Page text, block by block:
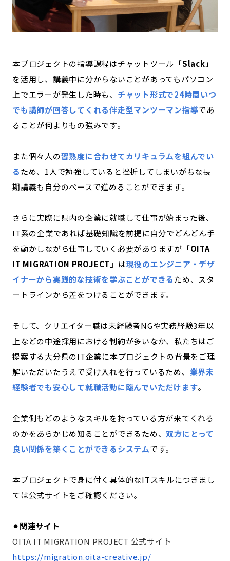
本プロジェクトの指導課程はチャットツール 「Slack」
を活用し、講義中に分からないことがあってもパソコン
上でエラーが発生した時も、 チャット形式で24時間いつ
でも講師が回答してくれる伴走型マンツーマン指導であ
ることが何よりもの強みです。
また個々人の習熟度に合わせてカリキュラムを組んでい
るため、1人で勉強していると挫折してしまいがちな長
期講義も自分のペースで進めることができます。
さらに実際に県内の企業に就職して仕事が始まった後、
IT系の企業であれば基礎知識を前提に自分でどんどん手
を動かしながら仕事していく必要がありますが 「OITA
IT MIGRATION PROJECT」 は現役のエンジニア・デザ
イナーから実践的な技術を学ぶことができるため、スタ
ートラインから差をつけることができます。
そして、クリエイター職は未経験者NGや実務経験3年以
上などの中途採用における制約が多いなか、私たちはご
提案する大分県のIT企業に本プロジェクトの背景をご理
解いただいたうえで受け入れを行っているため、 業界未
経験者でも安心して就職活動に臨んでいただけます。
企業側もどのようなスキルを持っている方が来てくれる
のかをあらかじめ知ることができるため、双方にとって
良い関係を築くことができるシステムです。
本プロジェクトで身に付く具体的なITスキルにつきまし
ては公式サイトをご確認ください。
⚫︎関連サイト
OITA IT MIGRATION PROJECT 公式サイト
https://migration.oita-creative.jp/